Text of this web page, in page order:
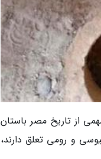
از تاریخ مصر باستان
و رومی تعلق دارند،